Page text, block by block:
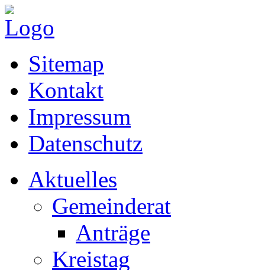
Sitemap
Kontakt
Impressum
Datenschutz
Aktuelles
Gemeinderat
Anträge
Kreistag